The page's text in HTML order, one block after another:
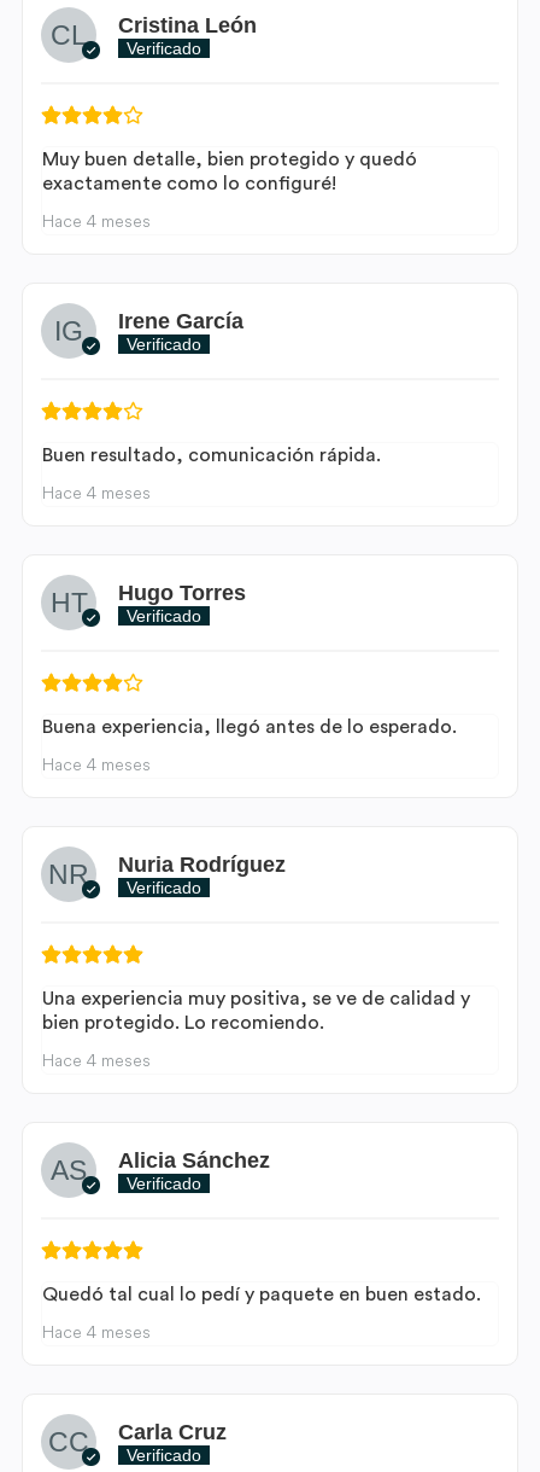
Cristina León
Verificado
Muy buen detalle, bien protegido y quedó
exactamente como lo configuré!
Hace 4 meses
Irene García
Verificado
Buen resultado, comunicación rápida.
Hace 4 meses
Hugo Torres
Verificado
Buena experiencia, llegó antes de lo esperado.
Hace 4 meses
Nuria Rodríguez
Verificado
Una experiencia muy positiva, se ve de calidad y
bien protegido. Lo recomiendo.
Hace 4 meses
Alicia Sánchez
Verificado
Quedó tal cual lo pedí y paquete en buen estado.
Hace 4 meses
Carla Cruz
Verificado